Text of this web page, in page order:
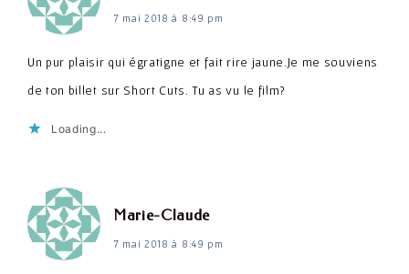
7 mai 2018 à 8:49 pm
Un pur plaisir qui égratigne et fait rire jaune.Je me souviens
de ton billet sur Short Cuts. Tu as vu le film?
Loading...
Marie-Claudedit :
7 mai 2018 à 8:49 pm